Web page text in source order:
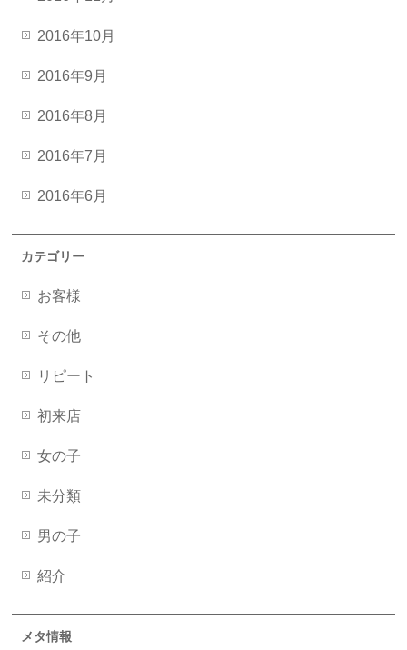
2016年10月
2016年9月
2016年8月
2016年7月
2016年6月
カテゴリー
お客様
その他
リピート
初来店
女の子
未分類
男の子
紹介
メタ情報